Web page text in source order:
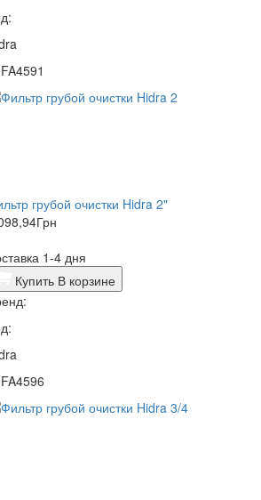
грубой очистки Hidra 2"
Грн
1-4 дня
Купить В корзине